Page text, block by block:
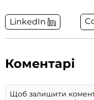
LinkedIn
Коментарі